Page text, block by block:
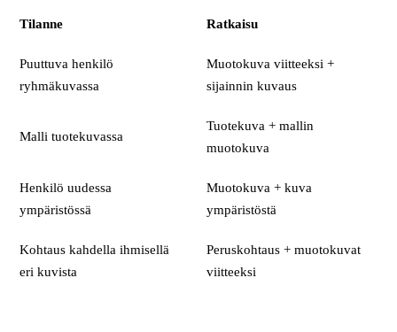
Tilanne Ratkaisu
Puuttuva henkilö
ryhmäkuvassa
Muotokuva viitteeksi +
sijainnin kuvaus
Malli tuotekuvassa
Tuotekuva + mallin
muotokuva
Henkilö uudessa
ympäristössä
Muotokuva + kuva
ympäristöstä
Kohtaus kahdella ihmisellä
eri kuvista
Peruskohtaus + muotokuvat
viitteeksi